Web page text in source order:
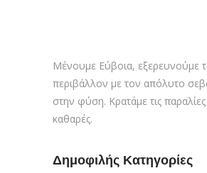
Μένουμε Εύβοια, εξερευνούμε
περιβάλλον με τον απόλυτο
στην φύση. Κρατάμε τις παραλίες
καθαρές.
Δημοφιλής Κατηγορίες